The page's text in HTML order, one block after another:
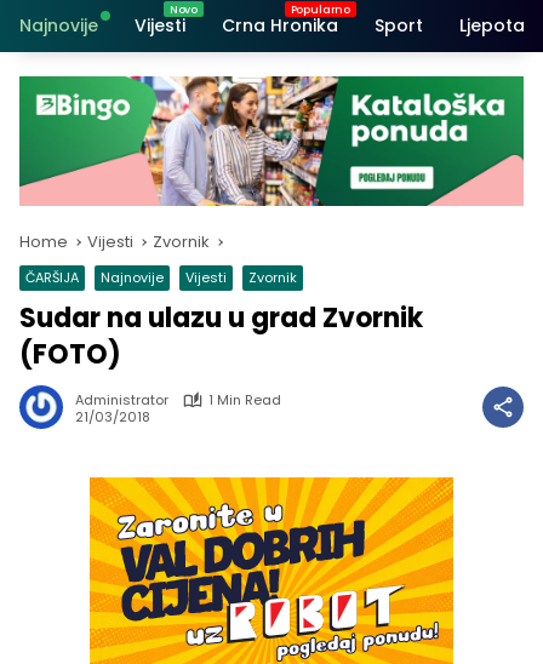
Najnovije Vijesti Crna Hronika Sport Ljepota i
Home Vijesti Zvornik
ČARŠIJA Najnovije Vijesti Zvornik
Sudar na ulazu u grad Zvornik
(FOTO)
Administrator
1 Min Read
21/03/2018